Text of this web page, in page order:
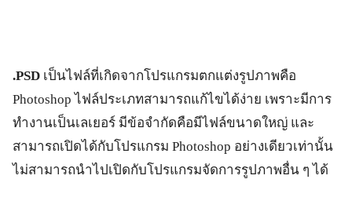
.PSD เป็นไฟล์ที่เกิดจากโปรแกรมตกแต่งรูปภาพคือ
Photoshop ไฟล์ประเภทสามารถแก้ไขได้ง่าย เพราะมีการ
ทำงานเป็นเลเยอร์ มีข้อจำกัดคือมีไฟล์ขนาดใหญ่ และ
สามารถเปิดได้กับโปรแกรม Photoshop อย่างเดียวเท่านั้น
ไม่สามารถนำไปเปิดกับโปรแกรมจัดการรูปภาพอื่น ๆ ได้